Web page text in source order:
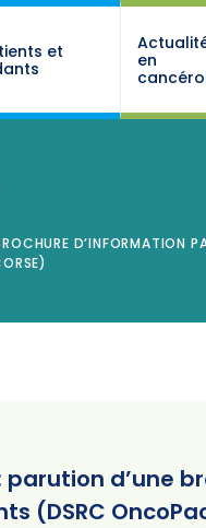
et
en
D’INFORMATION
d’une
(DSRC